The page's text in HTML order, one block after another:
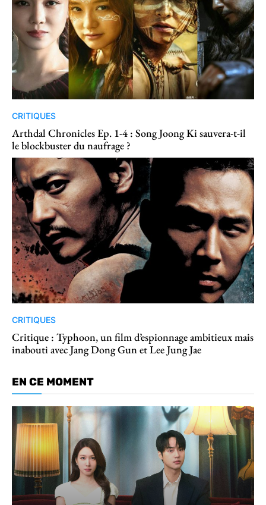
CRITIQUES
Arthdal Chronicles Ep. 1-4 : Song Joong Ki sauvera-t-il
le blockbuster du naufrage ?
CRITIQUES
Critique : Typhoon, un film d’espionnage ambitieux mais
inabouti avec Jang Dong Gun et Lee Jung Jae
EN CE MOMENT